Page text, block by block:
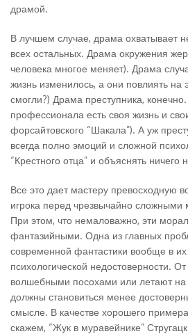
драмой.
В лучшем случае, драма охватывает
всех остальных. Драма окружения
человека многое меняет). Драма
жизнь изменилось, а они повлиять на
смогли?) Драма преступника,
профессионала есть своя жизнь и
форсайтовского “Шакала”). А уж
всегда полно эмоций и сложной
“Крестного отца” и объяснять ничего
Все это дает мастеру превосходную
игрока перед чрезвычайно
При этом, что немаловажно, эти
фантазийными. Одна из главных
современной фантастики вообще в
психологической недостоверности.
волшебными посохами или летают на
должны становиться менее
смысле. В качестве хорошего
скажем, “Жук в муравейнике”